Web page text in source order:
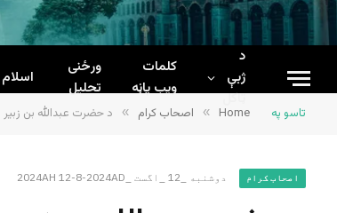
د
ژبې
ټاکل
کلمات
ويب پاڼه
ورځنی
تحلیل
اسلام
تاسو په Home
» اصحاب کرام » د حضرت عبدالله بن زبیر
اصحاب کرام دوشنبه _12 _اگست _2024AH 12-8-2024AD